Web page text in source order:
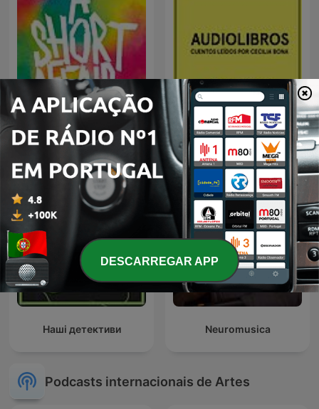
Pin Drop Audiolibros Por qué leer
Наші детективи Neuromusica
Podcasts internacionais de Artes
DESCARREGAR APP